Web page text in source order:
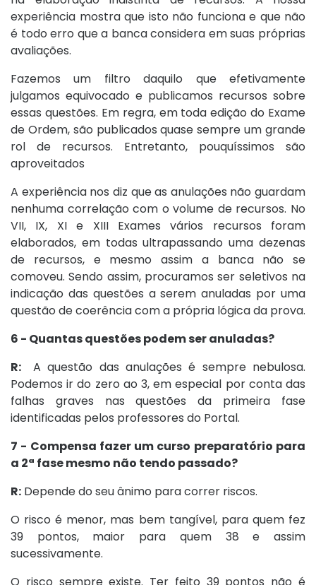
experiência mostra que isto não funciona e que não
é todo erro que a banca considera em suas próprias
avaliações.
Fazemos um filtro daquilo que efetivamente
julgamos equivocado e publicamos recursos sobre
essas questões. Em regra, em toda edição do Exame
de Ordem, são publicados quase sempre um grande
rol de recursos. Entretanto, pouquíssimos são
aproveitados
A experiência nos diz que as anulações não guardam
nenhuma correlação com o volume de recursos. No
VII, IX, XI e XIII Exames vários recursos foram
elaborados, em todas ultrapassando uma dezenas
de recursos, e mesmo assim a banca não se
comoveu. Sendo assim, procuramos ser seletivos na
indicação das questões a serem anuladas por uma
questão de coerência com a própria lógica da prova.
6 - Quantas questões podem ser anuladas?
R: A questão das anulações é sempre nebulosa.
Podemos ir do zero ao 3, em especial por conta das
falhas graves nas questões da primeira fase
identificadas pelos professores do Portal.
7 - Compensa fazer um curso preparatório para
a 2ª fase mesmo não tendo passado?
R: Depende do seu ânimo para correr riscos.
O risco é menor, mas bem tangível, para quem fez
39 pontos, maior para quem 38 e assim
sucessivamente.